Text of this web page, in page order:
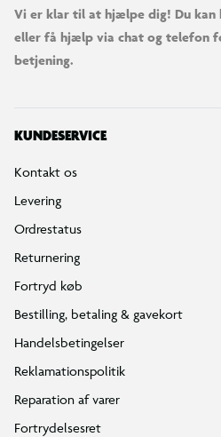
Vi er klar til at hjælpe dig! Du kan
eller få hjælp via chat og telefon
betjening.
KUNDESERVICE
Kontakt os
Levering
Ordrestatus
Returnering
Fortryd køb
Bestilling, betaling & gavekort
Handelsbetingelser
Reklamationspolitik
Reparation af varer
Fortrydelsesret